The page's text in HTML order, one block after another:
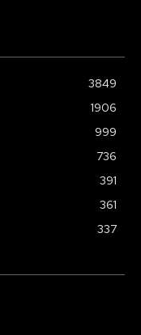
3849
1906
999
736
391
361
337